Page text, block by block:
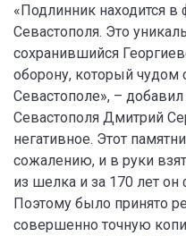
«Подлинник находится
Севастополя. Это
сохранившийся
оборону, который чудом
Севастополе», –
Севастополя Дмитрий
негативное. Этот
сожалению, и в руки
из шелка и за 170 лет он
Поэтому было принято
совершенно точную